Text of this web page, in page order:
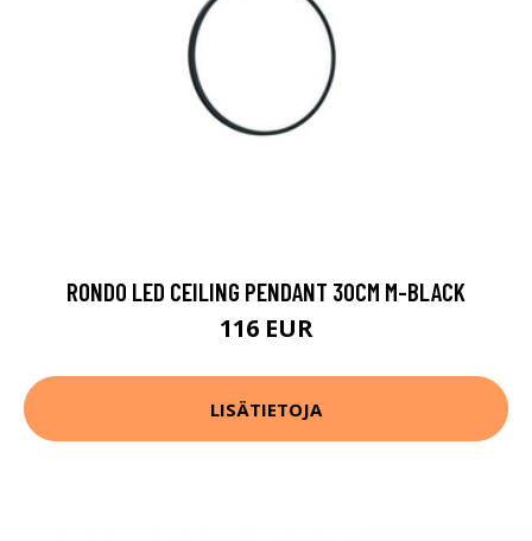
RONDO LED CEILING PENDANT 30CM M-BLACK
116 EUR
LISÄTIETOJA